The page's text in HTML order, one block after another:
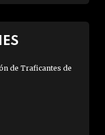
de Traficantes de